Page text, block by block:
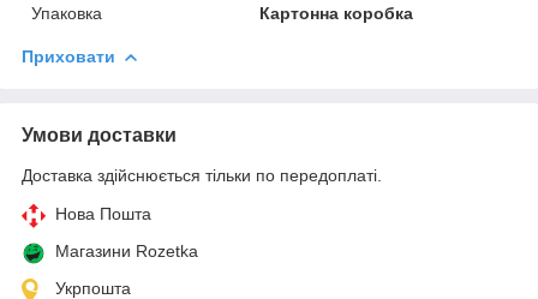
Упаковка
Картонна коробка
Приховати
Умови доставки
Доставка здійснюється тільки по передоплаті.
Нова Пошта
Магазини Rozetka
Укрпошта